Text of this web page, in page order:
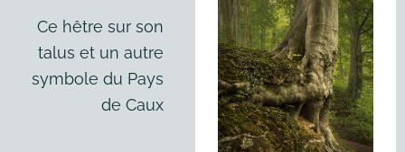
Ce hêtre sur son
talus et un autre
symbole du Pays
de Caux